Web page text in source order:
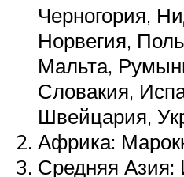
Черногория,
Норвегия,
Мальта,
Словакия,
Швейцария,
Африка:
Средняя Азия: